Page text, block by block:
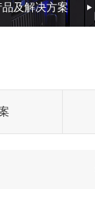
品及解决方案